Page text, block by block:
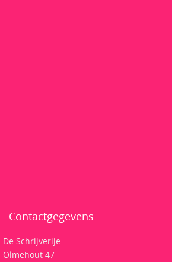
Contactgegevens
De Schrijverije
Olmehout 47